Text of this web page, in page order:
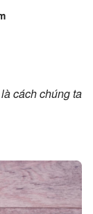
cách chúng ta